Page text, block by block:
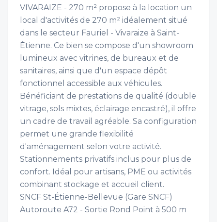
VIVARAIZE - 270 m² propose à la location un
local d'activités de 270 m² idéalement situé
dans le secteur Fauriel - Vivaraize à Saint-
Étienne. Ce bien se compose d'un showroom
lumineux avec vitrines, de bureaux et de
sanitaires, ainsi que d'un espace dépôt
fonctionnel accessible aux véhicules.
Bénéficiant de prestations de qualité (double
vitrage, sols mixtes, éclairage encastré), il offre
un cadre de travail agréable. Sa configuration
permet une grande flexibilité
d'aménagement selon votre activité.
Stationnements privatifs inclus pour plus de
confort. Idéal pour artisans, PME ou activités
combinant stockage et accueil client.
SNCF St-Étienne-Bellevue (Gare SNCF)
Autoroute A72 - Sortie Rond Point à 500 m